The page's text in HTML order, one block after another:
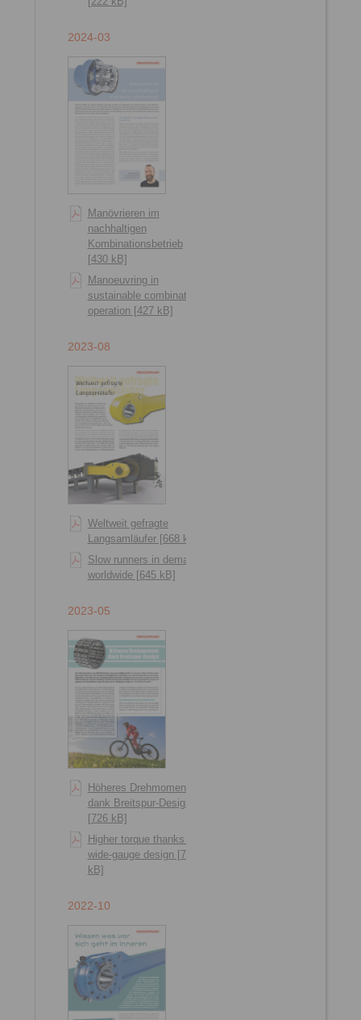
2024-03
Manövrieren im
nachhaltigen
Kombinationsbetrieb
[430 kB]
Manoeuvring in
sustainable combination
operation [427 kB]
2023-08
Weltweit gefragte
Langsamläufer [668 kB]
Slow runners in demand
worldwide [645 kB]
2023-05
Höheres Drehmoment
dank Breitspur-Design
[726 kB]
Higher torque thanks to
wide-gauge design [724
kB]
2022-10